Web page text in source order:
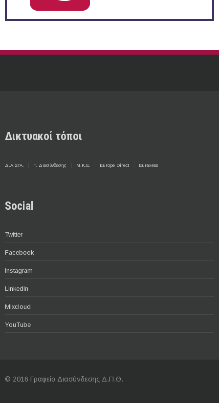
Δικτυακοί τόποι
Δ.Α.ΣΤΑ. Γ. Διασύνδεσης Μ.Κ.Ε. Europe Direct Euraxess
Social
Twitter
Facebook
Instagram
LinkedIn
Mixcloud
YouTube
© 2016 Γραφείο Διασύνδεσης Δ.Π.Θ.